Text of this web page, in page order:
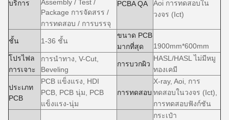
บริการ
Assembly / Test /
Package การจัดสรร /
การทดสอบ / การบรรจุ
PCBA QA
Aoi การทดสอบใน
วงจร (Ict)
ชั้น 1-36 ชั้น
ขนาด PCB
มากที่สุด
1900mm*600mm
โปรไฟล
การเจาะ
การนําทาง, V-Cut,
Beveling
การบวกผิว
HASL/HASL ไม่มีหมู
ทองเคมี
ประเภท
PCB
PCB แข็งแรง, HDI
PCB, PCB นุ่ม, PCB
แข็งแรง-นุ่ม
การทดสอบ
X-ray, Aoi, การ
ทดสอบในวงจร (Ict),
การทดสอบฟังก์ชัน
กระเป๋า